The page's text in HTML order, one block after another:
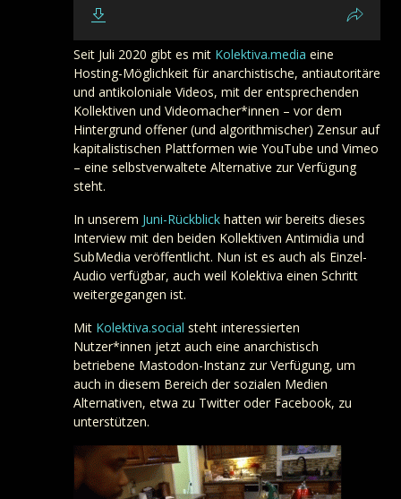
Seit Juli 2020 gibt es mit Kolektiva.media eine
Hosting-Möglichkeit für anarchistische, antiautoritäre
und antikoloniale Videos, mit der entsprechenden
Kollektiven und Videomacher*innen – vor dem
Hintergrund offener (und algorithmischer) Zensur auf
kapitalistischen Plattformen wie YouTube und Vimeo
– eine selbstverwaltete Alternative zur Verfügung
steht.
In unserem Juni-Rückblick hatten wir bereits dieses
Interview mit den beiden Kollektiven Antimidia und
SubMedia veröffentlicht. Nun ist es auch als Einzel-
Audio verfügbar, auch weil Kolektiva einen Schritt
weitergegangen ist.
Mit Kolektiva.social steht interessierten
Nutzer*innen jetzt auch eine anarchistisch
betriebene Mastodon-Instanz zur Verfügung, um
auch in diesem Bereich der sozialen Medien
Alternativen, etwa zu Twitter oder Facebook, zu
unterstützen.